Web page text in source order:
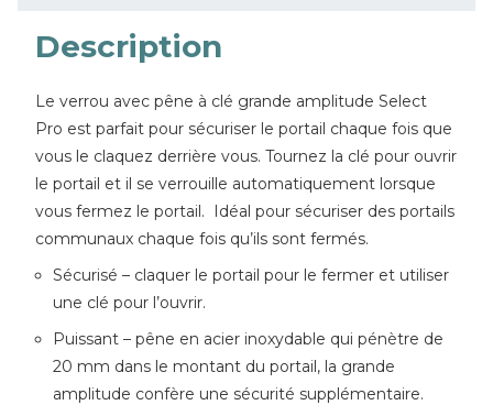
Description
Le verrou avec pêne à clé grande amplitude Select
Pro est parfait pour sécuriser le portail chaque fois que
vous le claquez derrière vous. Tournez la clé pour ouvrir
le portail et il se verrouille automatiquement lorsque
vous fermez le portail. Idéal pour sécuriser des portails
communaux chaque fois qu’ils sont fermés.
Sécurisé – claquer le portail pour le fermer et utiliser
une clé pour l’ouvrir.
Puissant – pêne en acier inoxydable qui pénètre de
20 mm dans le montant du portail, la grande
amplitude confère une sécurité supplémentaire.